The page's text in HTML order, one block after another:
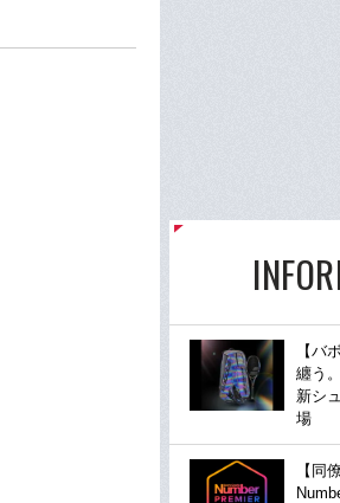
【バ
纏う
新シ
場
【同